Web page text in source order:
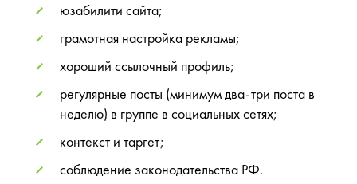
юзабилити сайта;
грамотная настройка рекламы;
хороший ссылочный профиль;
регулярные посты (минимум два-три поста в
неделю) в группе в социальных сетях;
контекст и таргет;
соблюдение законодательства РФ.